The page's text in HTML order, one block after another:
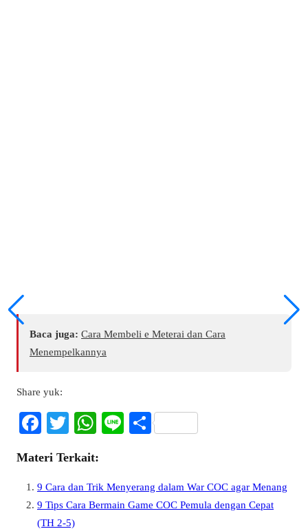
Baca juga: Cara Membeli e Meterai dan Cara
Menempelkannya
Share yuk:
Fa
bo
ok
T
tte
r
W
ts
A
pp
Li S
Materi Terkait:
9 Cara dan Trik Menyerang dalam War COC agar Menang
9 Tips Cara Bermain Game COC Pemula dengan Cepat
(TH 2-5)